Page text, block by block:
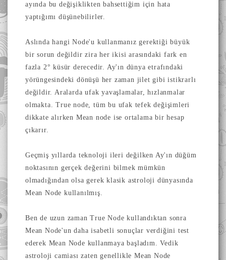
ayında bu değişiklikten bahsettiğim için hata
yaptığımı düşünebilirler.
Aslında hangi Node'u kullanmanız gerektiği büyük
bir sorun değildir zira her ikisi arasındaki fark en
fazla 2° küsür derecedir. Ay'ın dünya etrafındaki
yörüngesindeki dönüşü her zaman jilet gibi istikrarlı
değildir. Aralarda ufak yavaşlamalar, hızlanmalar
olmakta. True node, tüm bu ufak tefek değişimleri
dikkate alırken Mean node ise ortalama bir hesap
çıkarır.
Geçmiş yıllarda teknoloji ileri değilken Ay'ın düğüm
noktasının gerçek değerini bilmek mümkün
olmadığından olsa gerek klasik astroloji dünyasında
Mean Node kullanılmış.
Ben de uzun zaman True Node kullandıktan sonra
Mean Node'un daha isabetli sonuçlar verdiğini test
ederek Mean Node kullanmaya başladım. Vedik
astroloji camiası zaten genellikle Mean Node